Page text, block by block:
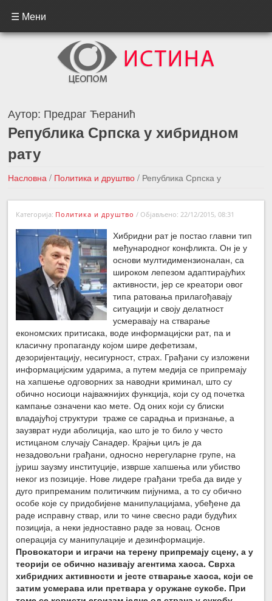
☰ Мени
Аутор: Предраг Ћеранић
Република Српска у хибридном
рату
Насловна / Политика и друштво / Република Српска у
хибридном рату
←Претходна вест
Следећа вест →
Категорија: Политика и друштво / Објављено: 22/12/2015, 08:31
Хибридни рат је постао главни тип
међународног конфликта. Он је у
основи мултидимензионалан, са
широком лепезом адаптирајућих
активности, јер се креатори овог
типа ратовања прилагођавају
ситуацији и своју делатност
усмеравају на стварање
економских притисака, воде информацијски рат, па и
класичну пропаганду којом шире дефетизам,
дезоријентацију, несигурност, страх. Грађани су изложени
информацијским ударима, а путем медија се припремају
на хапшење одговорних за наводни криминал, што су
обично носиоци најважнијих функција, који су од почетка
кампање означени као мете. Од оних који су блиски
владајућој структури траже се сарадња и признање, а
заузврат нуди аболиција, као што је то било у често
истицаном случају Санадер. Крајњи циљ је да
незадовољни грађани, односно нерегуларне групе, на
јуриш заузму институције, изврше хапшења или убиство
неког из позиције. Нове лидере грађани треба да виде у
дуго припреманим политичким пијунима, а то су обично
особе које су придобијене манипулацијама, убеђене да
раде исправну ствар, или то чине свесно ради будућих
позиција, а неки једноставно раде за новац. Основ
операција су манипулације и дезинформације.
Провокатори и играчи на терену припремају сцену, а у
теорији се обично називају агентима хаоса. Сврха
хибридних активности и јесте стварање хаоса, који се
затим усмерава или претвара у оружане сукобе. При